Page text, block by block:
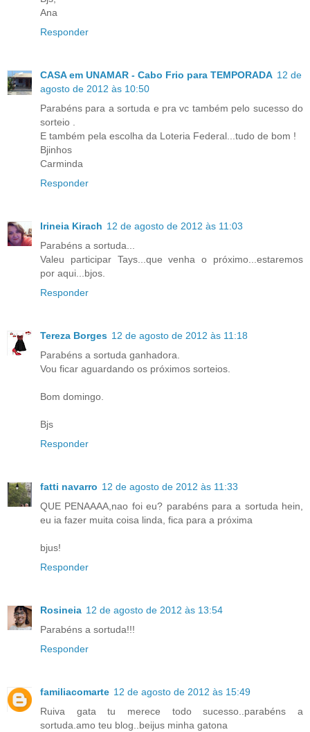
Ana
Responder
CASA em UNAMAR - Cabo Frio para TEMPORADA 12 de
agosto de 2012 às 10:50
Parabéns para a sortuda e pra vc também pelo sucesso do
sorteio .
E também pela escolha da Loteria Federal...tudo de bom !
Bjinhos
Carminda
Responder
Irineia Kirach 12 de agosto de 2012 às 11:03
Parabéns a sortuda...
Valeu participar Tays...que venha o próximo...estaremos
por aqui...bjos.
Responder
Tereza Borges 12 de agosto de 2012 às 11:18
Parabéns a sortuda ganhadora.
Vou ficar aguardando os próximos sorteios.
Bom domingo.
Bjs
Responder
fatti navarro 12 de agosto de 2012 às 11:33
QUE PENAAAA,nao foi eu? parabéns para a sortuda hein,
eu ia fazer muita coisa linda, fica para a próxima
bjus!
Responder
Rosineia 12 de agosto de 2012 às 13:54
Parabéns a sortuda!!!
Responder
familiacomarte 12 de agosto de 2012 às 15:49
Ruiva gata tu merece todo sucesso..parabéns a
sortuda.amo teu blog..beijus minha gatona